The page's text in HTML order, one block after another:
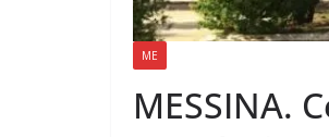
ME
MESSINA.